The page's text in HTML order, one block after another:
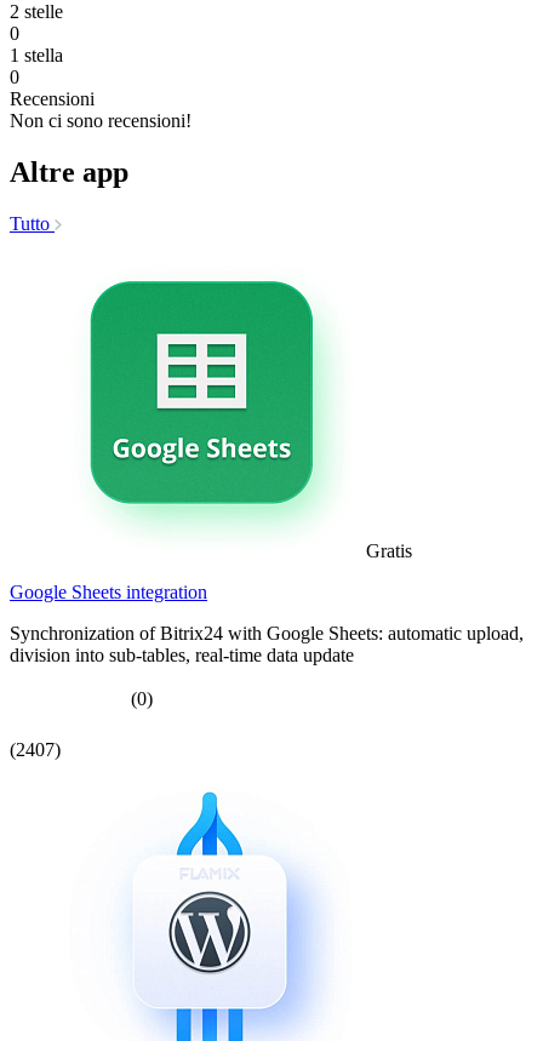
2 stelle
0
1 stella
0
Recensioni
Non ci sono recensioni!
Altre app
Tutto
Gratis
Google Sheets integration
Synchronization of Bitrix24 with Google Sheets: automatic upload,
division into sub-tables, real-time data update
(0)
(2407)